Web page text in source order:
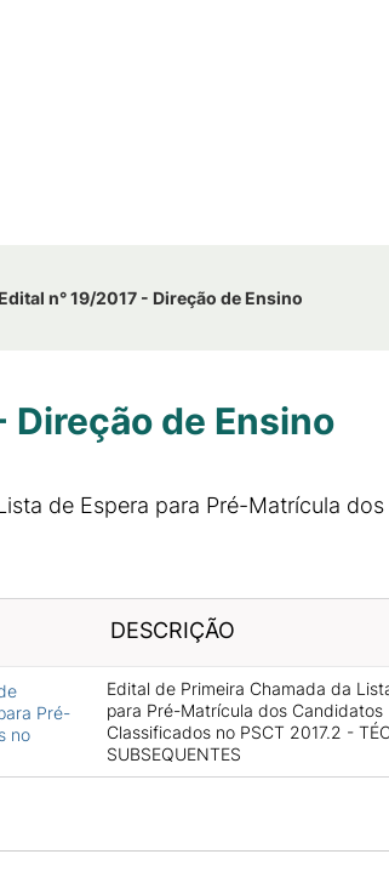
Edital n° 19/2017 - Direção de Ensino
Direção de Ensino
de Espera para Pré-Matrícula
DESCRIÇÃO
Pré-
no
Edital de Primeira Chamada da
para Pré-Matrícula dos Candidatos
Classificados no PSCT 2017.2 -
SUBSEQUENTES